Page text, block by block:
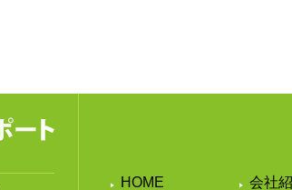
HOME 会社